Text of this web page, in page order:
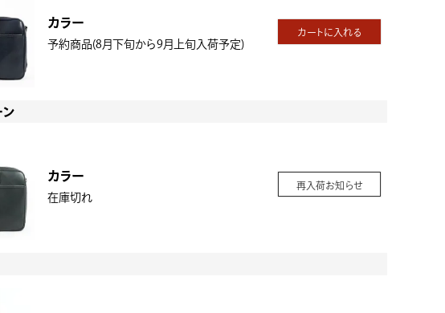
カラー
予約商品(8月下旬から9月上旬入荷予定)
カートに入れる
ン
カラー
在庫切れ
再入荷お知らせ